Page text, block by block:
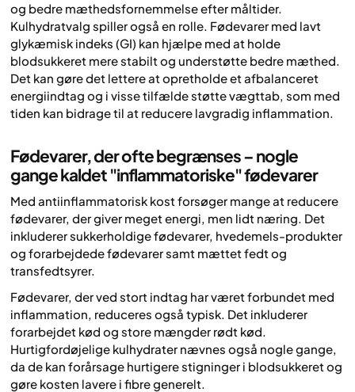
og bedre mæthedsfornemmelse efter måltider.
Kulhydratvalg spiller også en rolle. Fødevarer med lavt
glykæmisk indeks (GI) kan hjælpe med at holde
blodsukkeret mere stabilt og understøtte bedre mæthed.
Det kan gøre det lettere at opretholde et afbalanceret
energiindtag og i visse tilfælde støtte vægttab, som med
tiden kan bidrage til at reducere lavgradig inflammation.
Fødevarer, der ofte begrænses – nogle
gange kaldet "inflammatoriske" fødevarer
Med antiinflammatorisk kost forsøger mange at reducere
fødevarer, der giver meget energi, men lidt næring. Det
inkluderer sukkerholdige fødevarer, hvedemels-produkter
og forarbejdede fødevarer samt mættet fedt og
transfedtsyrer.
Fødevarer, der ved stort indtag har været forbundet med
inflammation, reduceres også typisk. Det inkluderer
forarbejdet kød og store mængder rødt kød.
Hurtigfordøjelige kulhydrater nævnes også nogle gange,
da de kan forårsage hurtigere stigninger i blodsukkeret og
gøre kosten lavere i fibre generelt.